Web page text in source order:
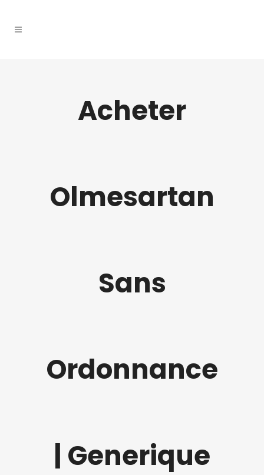
Acheter
Olmesartan
Sans
Ordonnance
| Generique